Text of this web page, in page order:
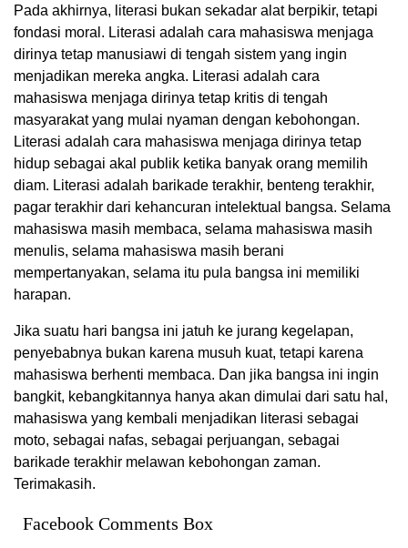
Pada akhirnya, literasi bukan sekadar alat berpikir, tetapi
fondasi moral. Literasi adalah cara mahasiswa menjaga
dirinya tetap manusiawi di tengah sistem yang ingin
menjadikan mereka angka. Literasi adalah cara
mahasiswa menjaga dirinya tetap kritis di tengah
masyarakat yang mulai nyaman dengan kebohongan.
Literasi adalah cara mahasiswa menjaga dirinya tetap
hidup sebagai akal publik ketika banyak orang memilih
diam. Literasi adalah barikade terakhir, benteng terakhir,
pagar terakhir dari kehancuran intelektual bangsa. Selama
mahasiswa masih membaca, selama mahasiswa masih
menulis, selama mahasiswa masih berani
mempertanyakan, selama itu pula bangsa ini memiliki
harapan.
Jika suatu hari bangsa ini jatuh ke jurang kegelapan,
penyebabnya bukan karena musuh kuat, tetapi karena
mahasiswa berhenti membaca. Dan jika bangsa ini ingin
bangkit, kebangkitannya hanya akan dimulai dari satu hal,
mahasiswa yang kembali menjadikan literasi sebagai
moto, sebagai nafas, sebagai perjuangan, sebagai
barikade terakhir melawan kebohongan zaman.
Terimakasih.
Facebook Comments Box